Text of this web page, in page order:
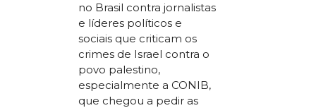
no Brasil contra jornalistas
e líderes políticos e
sociais que criticam os
crimes de Israel contra o
povo palestino,
especialmente a CONIB,
que chegou a pedir as